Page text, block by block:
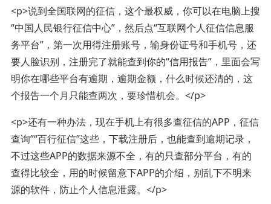
<p>说到全国联网的征信，这个最权威，你可以在电脑上搜
“中国人民银行征信中心”，然后点“互联网个人征信信息服
务平台”，第一次用得注册账号，输身份证号和手机号，还
要人脸识别，注册完了就能查到你的“信用报告”，里面会写
明你在哪些平台有逾期，逾期金额，什么时候还清的，这
个报告一个月只能查两次，要珍惜机会。</p>
<p>还有一种办法，现在手机上有很多查征信的APP，征信
查询”“百行征信”这些，下载注册后，也能查到逾期记录，
不过这些APP的数据来源不全，有的只查部分平台，有的
查得比较全，用的时候留意下APP的介绍，别乱下不明来
源的软件，防止个人信息泄露。</p>